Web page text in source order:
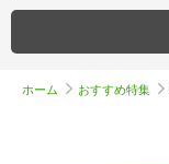
ホーム おすすめ特集